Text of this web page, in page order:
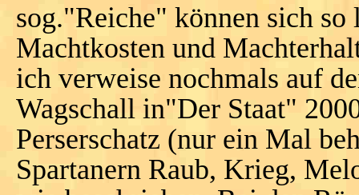
sog."Reiche" können sich
Machtkosten und
ich verweise nochmals auf
Wagschall in"Der Staat"
Perserschatz (nur ein Mal
Spartanern Raub, Krieg,